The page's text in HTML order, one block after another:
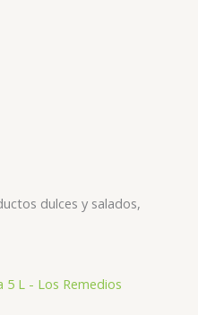
dulces y salados,